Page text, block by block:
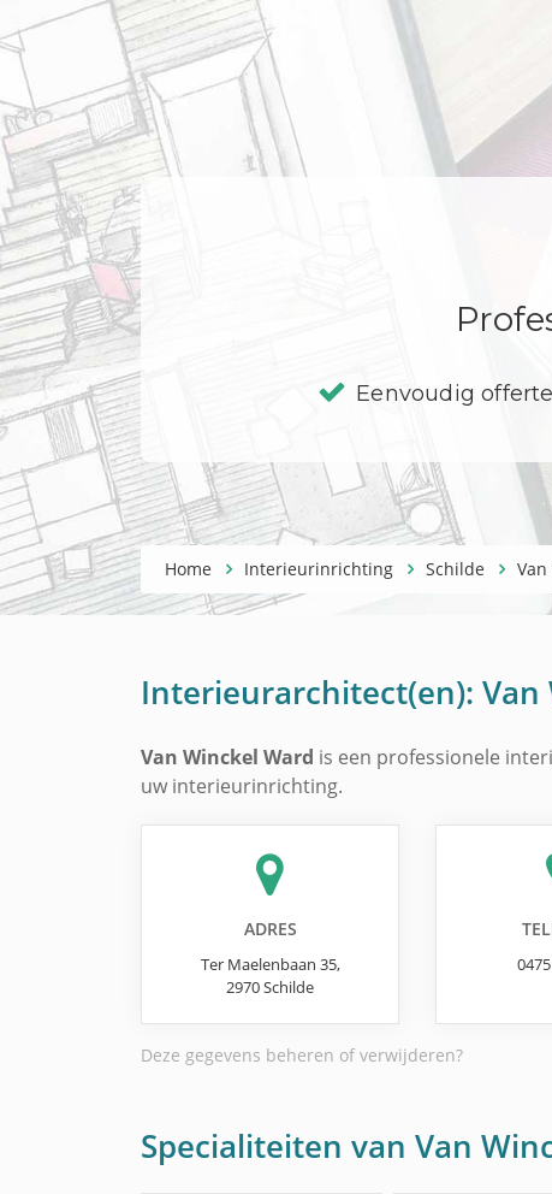
Eenvoudig
Home Interieurinrichting Schilde
Interieurarchitect(en): Van
Van Winckel Ward is een professionele
uw interieurinrichting.
ADRES
Ter Maelenbaan 35,
2970Schilde
Deze gegevens beheren of verwijderen?
Specialiteiten van Van